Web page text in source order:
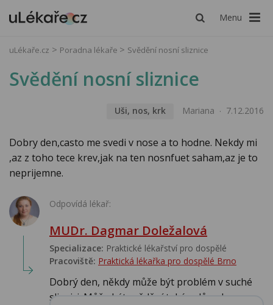
Menu
uLékaře.cz Poradna lékaře Svědění nosní sliznice
Svědění nosní sliznice
Uši, nos, krk Mariana 7.12.2016
Dobry den,casto me svedi v nose a to hodne. Nekdy mi
,az z toho tece krev,jak na ten nosnfuet saham,az je to
neprijemne.
Odpovídá lékař:
MUDr. Dagmar Doležalová
Specializace: Praktické lékařství pro dospělé
Pracoviště: Praktická lékařka pro dospělé Brno
Dobrý den, někdy může být problém v suché
sliznici. Může být svědění také z důvodu a...